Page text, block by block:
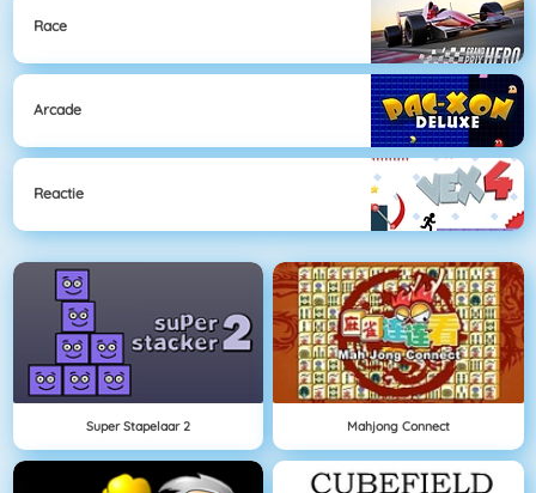
Race
Arcade
Reactie
Super Stapelaar 2 Mahjong Connect